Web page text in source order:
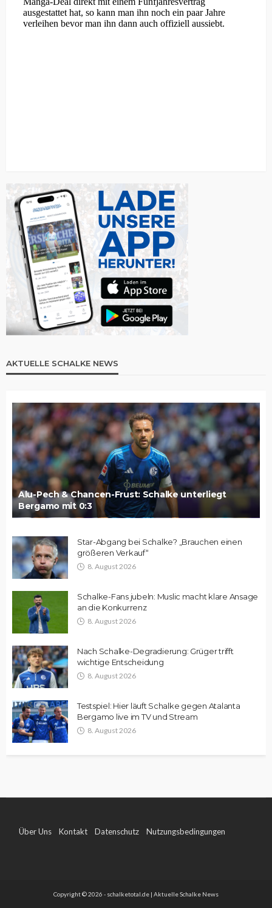
AKTUELLE SCHALKE NEWS
Alu-Pech & Chancen-Frust: Schalke unterliegt
Bergamo mit 0:3
Star-Abgang bei Schalke? „Brauchen einen
größeren Verkauf“
8. August 2026
Schalke-Fans jubeln: Muslic macht klare Ansage
an die Konkurrenz
8. August 2026
Nach Schalke-Degradierung: Grüger trifft
wichtige Entscheidung
8. August 2026
Testspiel: Hier läuft Schalke gegen Atalanta
Bergamo live im TV und Stream
8. August 2026
Über Uns Kontakt Datenschutz Nutzungsbedingungen
Copyright © 2026 - schalketotal.de | Aktuelle Schalke News